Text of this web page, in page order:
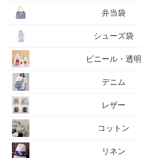
弁当袋
シューズ袋
ビニール・透明
デニム
レザー
コットン
リネン